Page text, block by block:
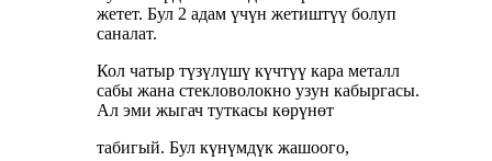
жетет. Бул 2 адам үчүн жетиштүү болуп
саналат.
Кол чатыр түзүлүшү күчтүү кара металл
сабы жана стекловолокно узун кабыргасы.
Ал эми жыгач туткасы көрүнөт
табигый. Бул күнүмдүк жашоого,